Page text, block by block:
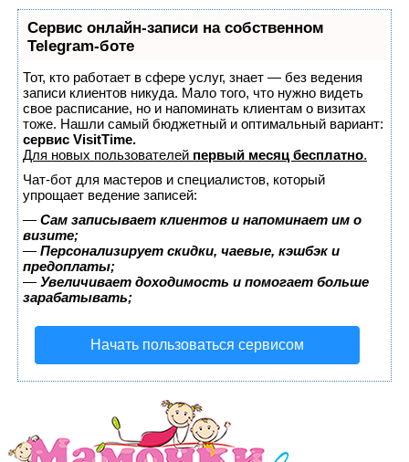
Сервис онлайн-записи на собственном
Telegram-боте
Тот, кто работает в сфере услуг, знает — без ведения
записи клиентов никуда. Мало того, что нужно видеть
свое расписание, но и напоминать клиентам о визитах
тоже. Нашли самый бюджетный и оптимальный вариант:
сервис VisitTime.
Для новых пользователей первый месяц бесплатно.
Чат-бот для мастеров и специалистов, который
упрощает ведение записей:
— Сам записывает клиентов и напоминает им о
визите;
— Персонализирует скидки, чаевые, кэшбэк и
предоплаты;
— Увеличивает доходимость и помогает больше
зарабатывать;
Начать пользоваться сервисом